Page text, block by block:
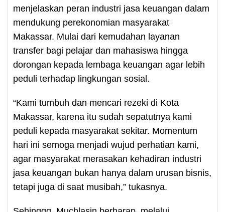
menjelaskan peran industri jasa keuangan dalam
mendukung perekonomian masyarakat
Makassar. Mulai dari kemudahan layanan
transfer bagi pelajar dan mahasiswa hingga
dorongan kepada lembaga keuangan agar lebih
peduli terhadap lingkungan sosial.
“Kami tumbuh dan mencari rezeki di Kota
Makassar, karena itu sudah sepatutnya kami
peduli kepada masyarakat sekitar. Momentum
hari ini semoga menjadi wujud perhatian kami,
agar masyarakat merasakan kehadiran industri
jasa keuangan bukan hanya dalam urusan bisnis,
tetapi juga di saat musibah,” tukasnya.